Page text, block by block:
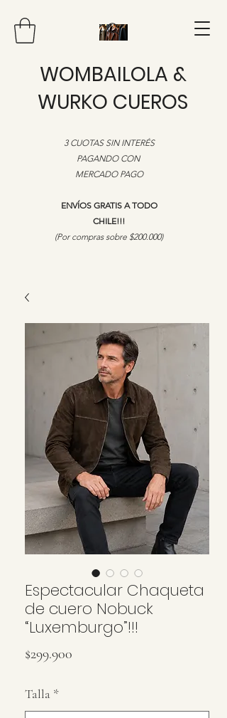
WOMBAILOLA &
WURKO CUEROS
3 CUOTAS SIN INTERÉS
PAGANDO CON
MERCADO PAGO
ENVÍOS GRATIS A TODO
CHILE!!!
​(Por compras sobre $200.000)
Espectacular Chaqueta
de cuero Nobuck
“Luxemburgo”!!!
$299.900
Talla *